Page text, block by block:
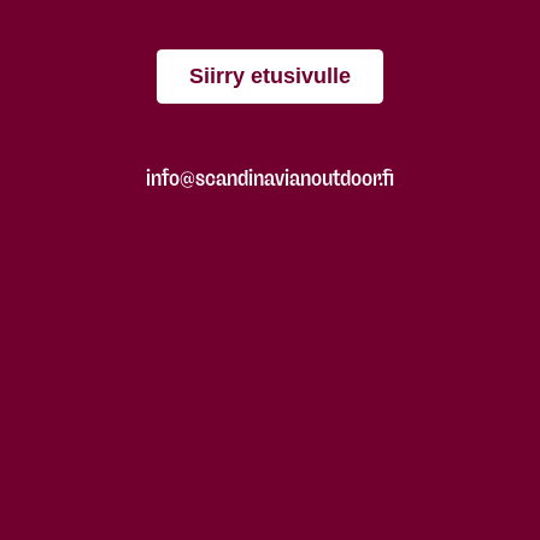
Siirry etusivulle
info@scandinavianoutdoor.fi